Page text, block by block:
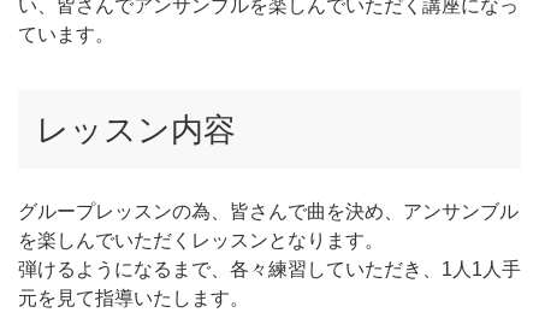
い、皆さんでアンサンブルを楽しんでいただく講座になっ
ています。
レッスン内容
グループレッスンの為、皆さんで曲を決め、アンサンブル
を楽しんでいただくレッスンとなります。
弾けるようになるまで、各々練習していただき、1人1人手
元を見て指導いたします。